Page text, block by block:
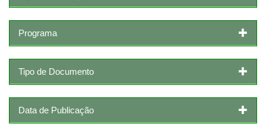
Programa
Tipo de Documento
Data de Publicação